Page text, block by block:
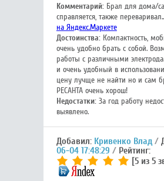
Комментарий:Брал для дома/
справляется, также
на Яндекс.Маркете
Достоинства:Компактность,
очень удобно брать с собой.
работы с различными
и очень удобный в
цену лучще не найти но и сам
РЕСАНТА очень хорош!
Недостатки:За год работу
выявлено.
Добавил: Кривенко Влад
06-04 17:48:29
Рейтинг:
[5 из 5